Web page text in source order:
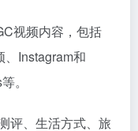
视频内容，包括
Instagram和
。
评、生活方式、旅